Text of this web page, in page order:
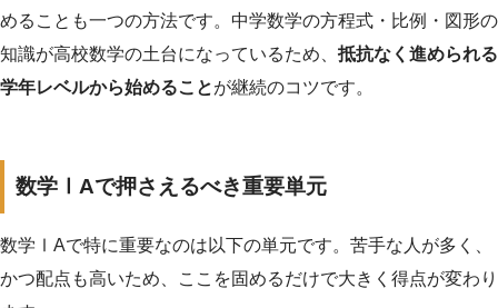
めることも一つの方法です。中学数学の方程式・比例・図形の
知識が高校数学の土台になっているため、 抵抗なく進められる
学年レベルから始めることが継続のコツです。
数学ⅠAで押さえるべき重要単元
数学ⅠAで特に重要なのは以下の単元です。苦手な人が多く、
かつ配点も高いため、ここを固めるだけで大きく得点が変わり